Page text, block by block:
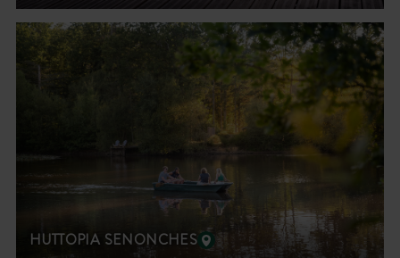
HUTTOPIA SENONCHES